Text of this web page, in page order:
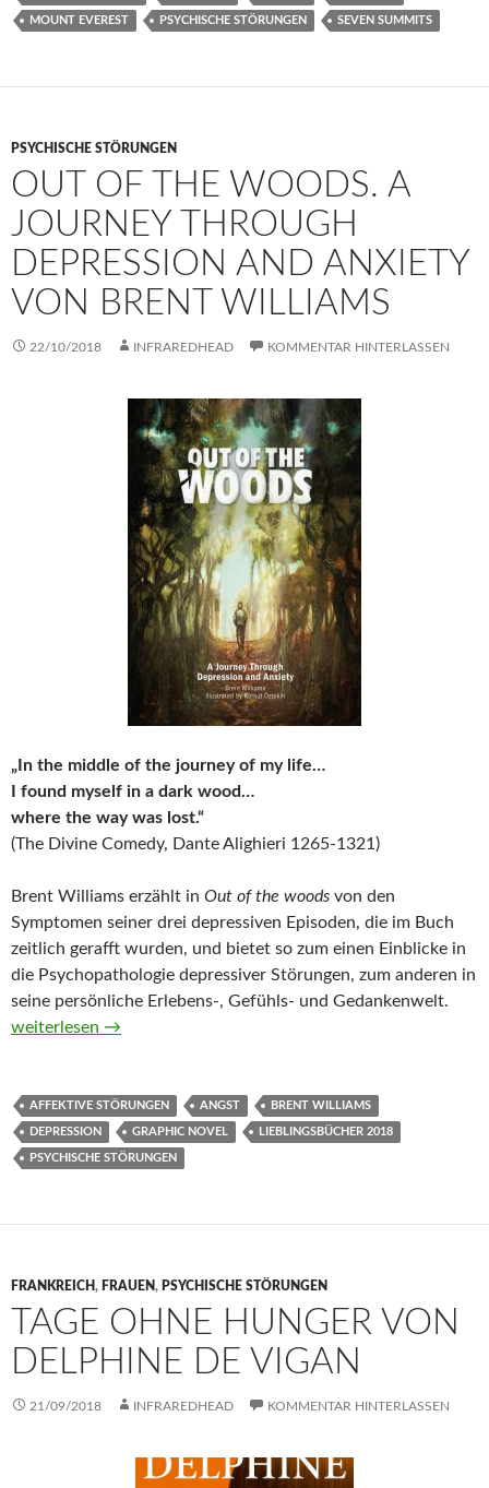
MOUNT EVEREST PSYCHISCHE STÖRUNGEN SEVEN SUMMITS
PSYCHISCHE STÖRUNGEN
OUT OF THE WOODS. A
JOURNEY THROUGH
DEPRESSION AND ANXIETY
VON BRENT WILLIAMS
22/10/2018 INFRAREDHEAD KOMMENTAR HINTERLASSEN
„In the middle of the journey of my life…
I found myself in a dark wood…
where the way was lost.“
(The Divine Comedy, Dante Alighieri 1265-1321)
Brent Williams erzählt in Out of the woods von den
Symptomen seiner drei depressiven Episoden, die im Buch
zeitlich gerafft wurden, und bietet so zum einen Einblicke in
die Psychopathologie depressiver Störungen, zum anderen in
seine persönliche Erlebens-, Gefühls- und Gedankenwelt.
Out of the Woods. A Journey Through Depression and
weiterlesen →
AFFEKTIVE STÖRUNGEN ANGST BRENT WILLIAMS
DEPRESSION GRAPHIC NOVEL LIEBLINGSBÜCHER 2018
PSYCHISCHE STÖRUNGEN
FRANKREICH, FRAUEN, PSYCHISCHE STÖRUNGEN
TAGE OHNE HUNGER VON
DELPHINE DE VIGAN
21/09/2018 INFRAREDHEAD KOMMENTAR HINTERLASSEN